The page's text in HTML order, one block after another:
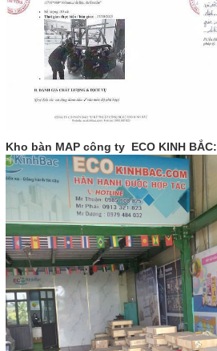
Kho bàn MAP công ty ECO KINH BẮC: